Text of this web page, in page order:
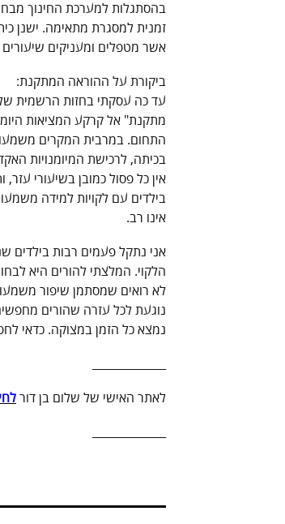
בהסתגלות למערכת החינוך
זמנית למסגרת מתאימה. ישנן
אשר מטפלים ומעניקים
ביקורת על ההוראה המתקנת:
עד כה עסקתי בחזות הרשמית
מתקנת" אל קרקע המציאות
התחום. במרבית המקרים
בכיתה, לרכישת המיומנויות
אין כל פסול כמובן בשיעורי
בילדים עם לקויות למידה
אינו רב.
אני נתקל פעמים רבות בילדים
הלקוי. המלצתי להורים היא
לא רואים שמסתמן שיפור
נוגעת לכל עזרה שהורים
נמצא כל הזמן במצוקה. כדאי
לאתר האישי של שלום בן דור